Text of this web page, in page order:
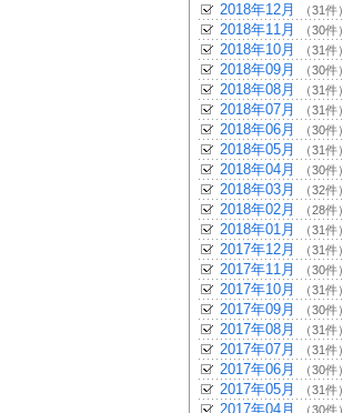
2018年12月 （31件）
2018年11月 （30件）
2018年10月 （31件）
2018年09月 （30件）
2018年08月 （31件）
2018年07月 （31件）
2018年06月 （30件）
2018年05月 （31件）
2018年04月 （30件）
2018年03月 （32件）
2018年02月 （28件）
2018年01月 （31件）
2017年12月 （31件）
2017年11月 （30件）
2017年10月 （31件）
2017年09月 （30件）
2017年08月 （31件）
2017年07月 （31件）
2017年06月 （30件）
2017年05月 （31件）
2017年04月 （30件）